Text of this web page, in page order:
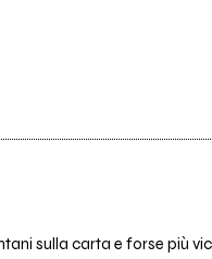
sulla carta e forse più